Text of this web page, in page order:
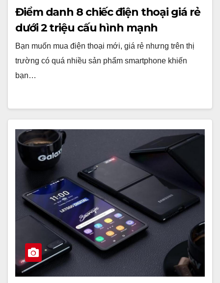
Điểm danh 8 chiếc điện thoại giá rẻ
dưới 2 triệu cấu hình mạnh
Bạn muốn mua điện thoại mới, giá rẻ nhưng trên thị
trường có quá nhiều sản phẩm smartphone khiến
bạn…